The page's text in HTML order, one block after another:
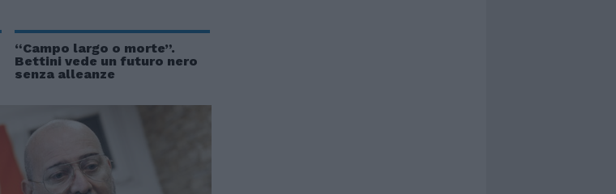
“Campo largo o morte”.
Bettini vede un futuro nero
senza alleanze